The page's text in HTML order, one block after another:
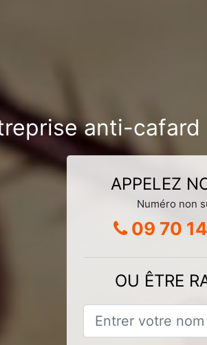
anti-
APPELEZ
Numéro non
09 70
OU ÊTRE